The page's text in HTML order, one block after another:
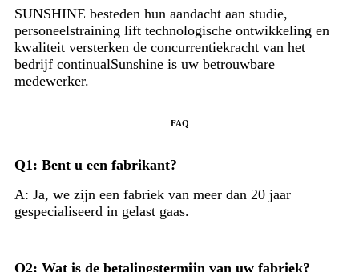
SUNSHINE besteden hun aandacht aan studie,
personeelstraining lift technologische ontwikkeling en
kwaliteit versterken de concurrentiekracht van het
bedrijf continualSunshine is uw betrouwbare
medewerker.
FAQ
Q1: Bent u een fabrikant?
A: Ja, we zijn een fabriek van meer dan 20 jaar
gespecialiseerd in gelast gaas.
Q2: Wat is de betalingstermijn van uw fabriek?